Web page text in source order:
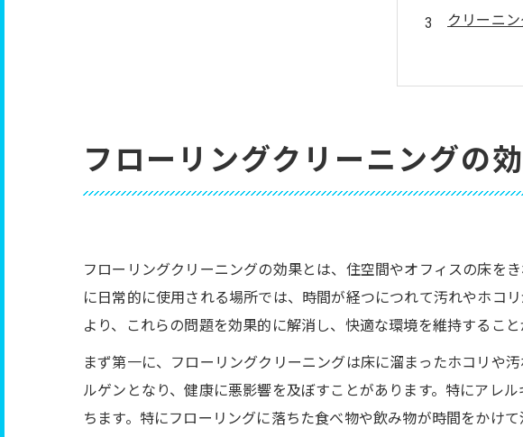
クリーニ
よくある
フローリングクリーニングの
フローリングクリーニングの効果とは、住空間やオフィスの床を
に日常的に使用される場所では、時間が経つにつれて汚れやホコ
より、これらの問題を効果的に解消し、快適な環境を維持すること
まず第一に、フローリングクリーニングは床に溜まったホコリや
ルゲンとなり、健康に悪影響を及ぼすことがあります。特にアレ
ちます。特にフローリングに落ちた食べ物や飲み物が時間をかけ